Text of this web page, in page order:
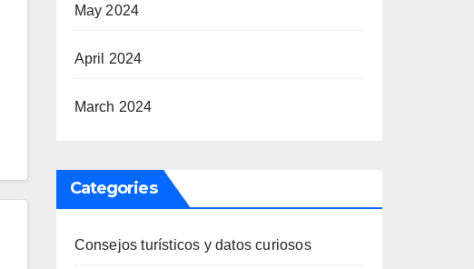
May 2024
April 2024
March 2024
Categories
Consejos turísticos y datos curiosos